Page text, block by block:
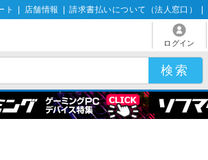
ト 店舗情報 請求書払いについて（法人窓口）
ログイン